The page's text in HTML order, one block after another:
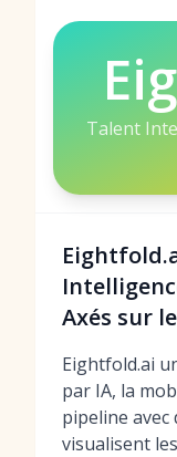
Talent
Axés sur
Eightfold.ai
par IA, la
pipeline avec
visualisent